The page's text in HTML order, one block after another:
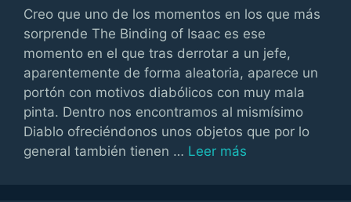
Creo que uno de los momentos en los que más
sorprende The Binding of Isaac es ese
momento en el que tras derrotar a un jefe,
aparentemente de forma aleatoria, aparece un
portón con motivos diabólicos con muy mala
pinta. Dentro nos encontramos al mismísimo
Diablo ofreciéndonos unos objetos que por lo
general también tienen … Leer más